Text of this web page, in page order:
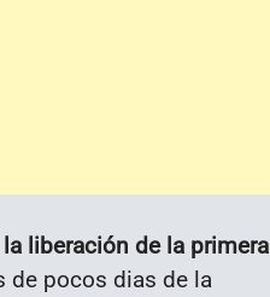
liberación de la primera
de pocos dias de la